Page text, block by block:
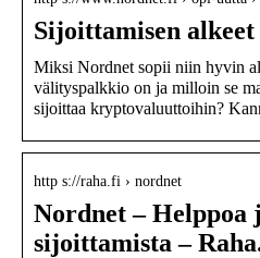
Sijoittamisen
Miksi Nordnet sopii niin hyvin
välityspalkkio on ja milloin se
sijoittaa kryptovaluuttoihin?
http s://raha.fi › nordnet
Nordnet – Helppoa
sijoittamista –